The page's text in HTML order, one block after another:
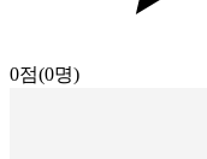
0점(0명)